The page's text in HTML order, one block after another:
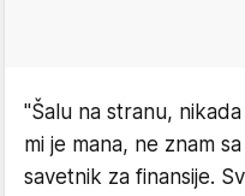
"Šalu na stranu,
mi je mana, ne znam
savetnik za finansije.